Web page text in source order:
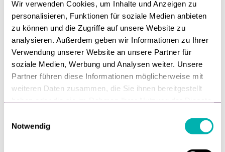
Wir verwenden Cookies, um Inhalte und Anzeigen zu
personalisieren, Funktionen für soziale Medien anbieten
zu können und die Zugriffe auf unsere Website zu
analysieren. Außerdem geben wir Informationen zu Ihrer
Verwendung unserer Website an unsere Partner für
soziale Medien, Werbung und Analysen weiter. Unsere
Partner führen diese Informationen möglicherweise mit
weiteren Daten zusammen, die Sie ihnen bereitgestellt
Notwendig
mehr als 70% der Händler diese
neuen Trends sehr interessant.
Trendfarbe Grün?
Noch immer ist auch Nachhaltigkeit im Handel nicht als